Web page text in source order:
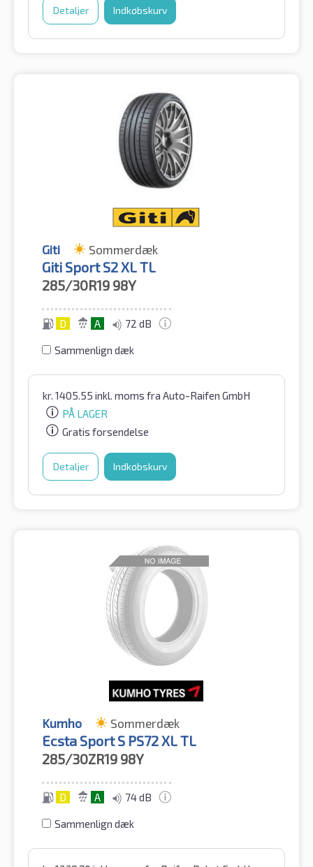
Detaljer Indkøbskurv
Giti Sommerdæk
Giti Sport S2 XL TL
285/30R19 98Y
D A 72 dB
Sammenlign dæk
kr. 1405.55 inkl. moms fra Auto-Raifen GmbH
PÅ LAGER
Gratis forsendelse
Detaljer Indkøbskurv
Kumho Sommerdæk
Ecsta Sport S PS72 XL TL
285/30ZR19 98Y
D A 74 dB
Sammenlign dæk